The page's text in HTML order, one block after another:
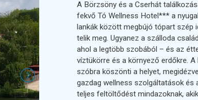
A Börzsöny és a Cserhát
fekvő Tó Wellness Hotel*** a
lankák között megbújó tópart szép
telik meg. Ugyanez a szálloda
ahol a legtöbb szobából – és az
víztükörre és a környező erdőkre.
szóbra köszönti a helyet,
gazdag wellness szolgáltatások és
teljes feltöltődést mindazoknak,